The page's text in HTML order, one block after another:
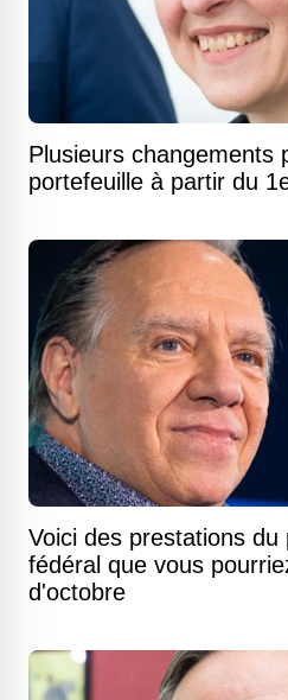
Plusieurs changements
portefeuille à partir du
Voici des prestations du
fédéral que vous
d'octobre